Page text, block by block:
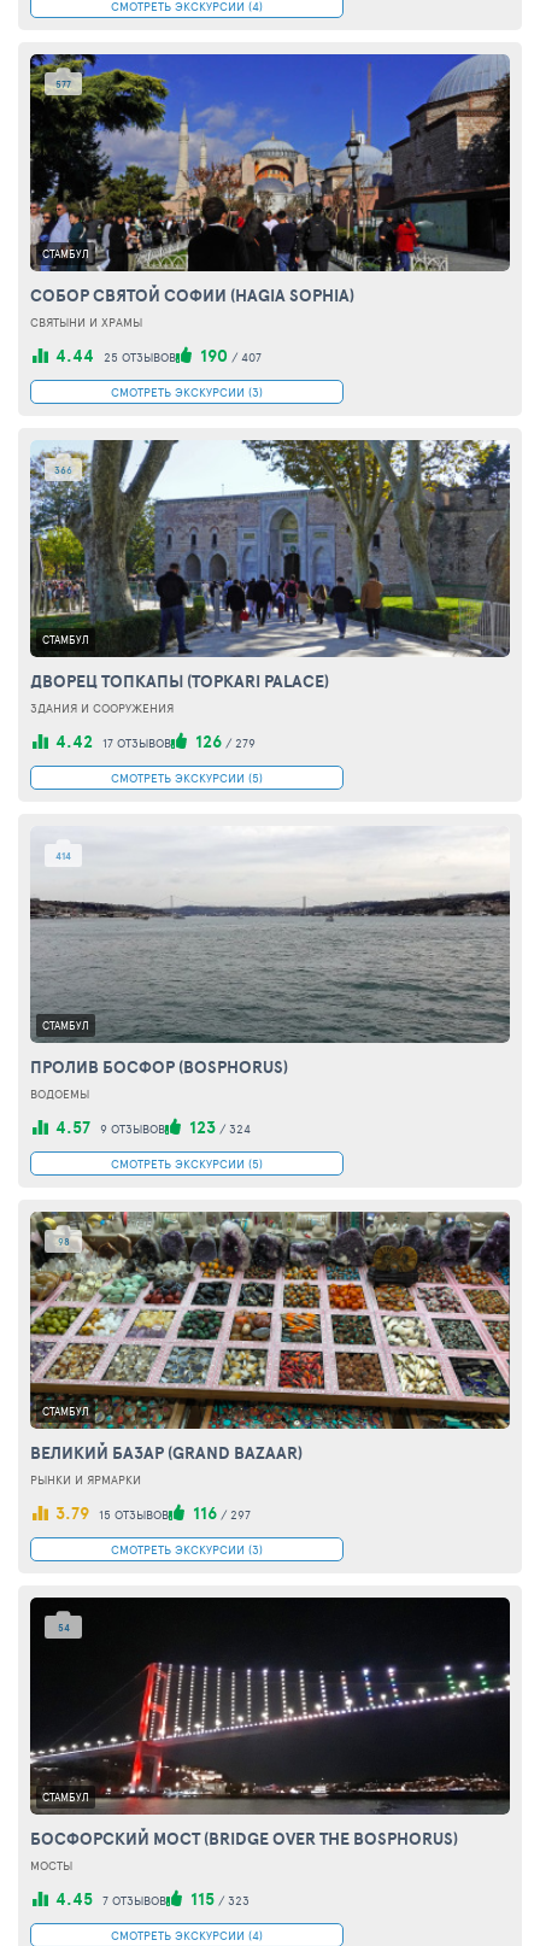
СМОТРЕТЬ ЭКСКУРСИИ (4)
577
СТАМБУЛ
СОБОР СВЯТОЙ СОФИИ (HAGIA SOPHIA)
СВЯТЫНИ И ХРАМЫ
4.44 25 ОТЗЫВОВ 190 / 407
СМОТРЕТЬ ЭКСКУРСИИ (3)
366
СТАМБУЛ
ДВОРЕЦ ТОПКАПЫ (TOPKARI PALACE)
ЗДАНИЯ И СООРУЖЕНИЯ
4.42 17 ОТЗЫВОВ 126 / 279
СМОТРЕТЬ ЭКСКУРСИИ (5)
414
СТАМБУЛ
ПРОЛИВ БОСФОР (BOSPHORUS)
ВОДОЕМЫ
4.57 9 ОТЗЫВОВ 123 / 324
СМОТРЕТЬ ЭКСКУРСИИ (5)
98
СТАМБУЛ
ВЕЛИКИЙ БАЗАР (GRAND BAZAAR)
РЫНКИ И ЯРМАРКИ
3.79 15 ОТЗЫВОВ 116 / 297
СМОТРЕТЬ ЭКСКУРСИИ (3)
54
СТАМБУЛ
БОСФОРСКИЙ МОСТ (BRIDGE OVER THE BOSPHORUS)
МОСТЫ
4.45 7 ОТЗЫВОВ 115 / 323
СМОТРЕТЬ ЭКСКУРСИИ (4)